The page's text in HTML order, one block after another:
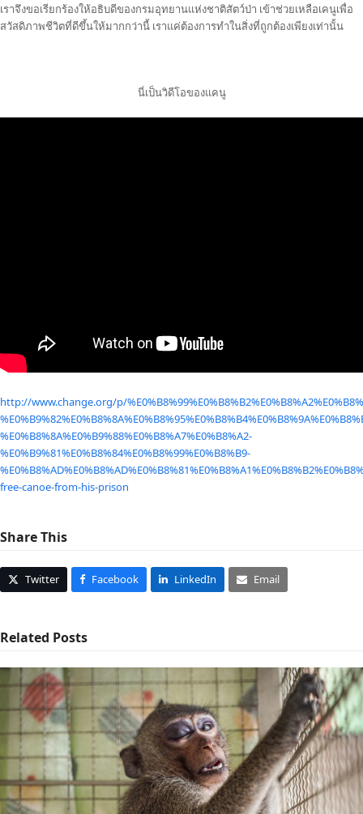
เราจึงขอเรียกร้องให้อธิบดีของกรมอุทยานแห่งชาติสัตว์ป่า เข้าช่วยเหลือเคนูเพื่อ
สวัสดิภาพชีวิตที่ดีขึ้นให้มากกว่านี้ เราแค่ต้องการทำในสิ่งที่ถูกต้องเพียงเท่านั้น
นี่เป็นวิดีโอของแคนู
http://www.change.org/p/
%E0%B8%8A%E0%B9%88%E0%B8%A7%E0%B8%A2-
%E0%B9%81%E0%B8%84%E0%B8%99%E0%B8%B9-
free-canoe-from-his-prison
Share This
Twitter Facebook LinkedIn Email
Related Posts